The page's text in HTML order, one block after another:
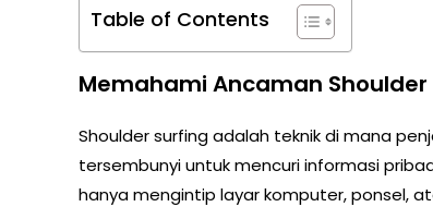
Table of Contents
Memahami Ancaman
Shoulder surfing adalah teknik di mana
tersembunyi untuk mencuri informasi
hanya mengintip layar komputer, ponsel,